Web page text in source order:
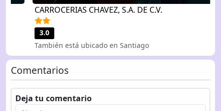
CARROCERIAS CHAVEZ, S.A. DE C.V.
También está ubicado en Santiago
Comentarios
Deja tu comentario